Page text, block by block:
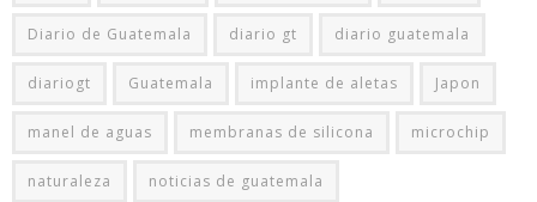
Diario de Guatemala diario gt diario guatemala
diariogt Guatemala implante de aletas Japon
manel de aguas membranas de silicona microchip
naturaleza noticias de guatemala